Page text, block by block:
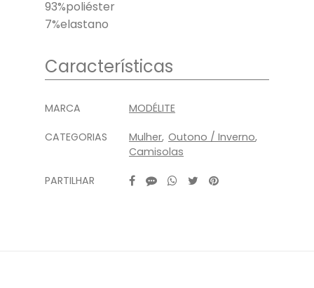
93%poliéster
7%elastano
Características
Características
MARCA MODÉLITE
CATEGORIAS Mulher Outono / Inverno
Camisolas
PARTILHAR